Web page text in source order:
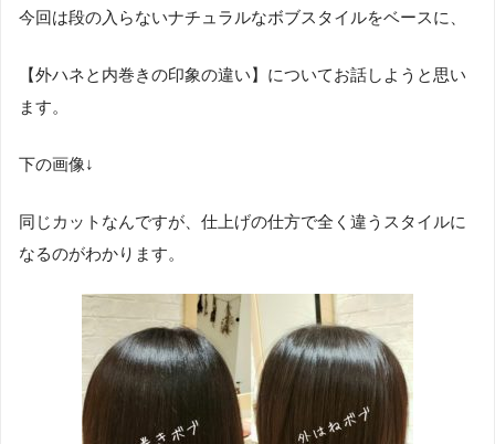
今回は段の入らないナチュラルなボブスタイルをベースに、
【外ハネと内巻きの印象の違い】についてお話しようと思い
ます。
下の画像↓
同じカットなんですが、仕上げの仕方で全く違うスタイルに
なるのがわかります。